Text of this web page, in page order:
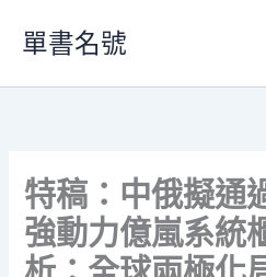
要
單書名號
特稿：中俄擬通
強動力億嵐系統